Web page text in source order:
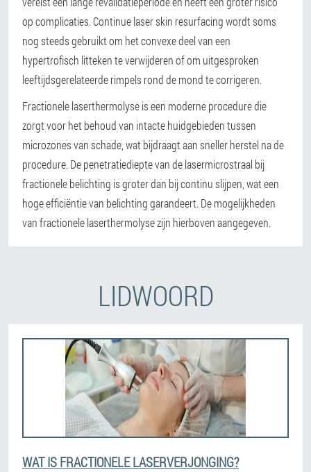
op complicaties. Continue laser skin resurfacing wordt soms
nog steeds gebruikt om het convexe deel van een
hypertrofisch litteken te verwijderen of om uitgesproken
leeftijdsgerelateerde rimpels rond de mond te corrigeren.
Fractionele laserthermolyse is een moderne procedure die
zorgt voor het behoud van intacte huidgebieden tussen
microzones van schade, wat bijdraagt aan sneller herstel na de
procedure. De penetratiediepte van de lasermicrostraal bij
fractionele belichting is groter dan bij continu slijpen, wat een
hoge efficiëntie van belichting garandeert. De mogelijkheden
van fractionele laserthermolyse zijn hierboven aangegeven.
LIDWOORD
WAT IS FRACTIONELE LASERVERJONGING?